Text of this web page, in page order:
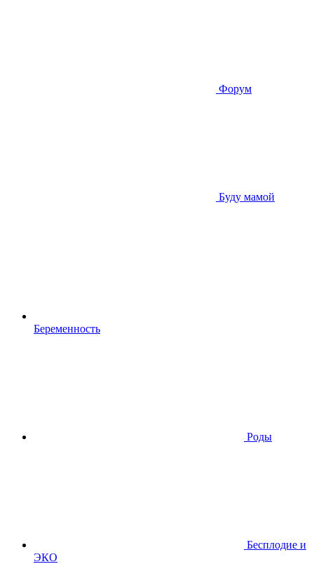
Форум
Буду мамой
Беременность
Роды
Бесплодие и
ЭКО